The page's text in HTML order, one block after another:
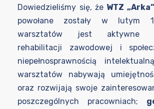
Dowiedzieliśmy się, że WTZ
powołane zostały w lutym
warsztatów jest aktywne
rehabilitacji zawodowej i
niepełnosprawnością
warsztatów nabywają
oraz rozwijają swoje
poszczególnych pracowniach;